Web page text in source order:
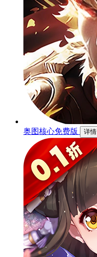
奥图核心免费版 详情